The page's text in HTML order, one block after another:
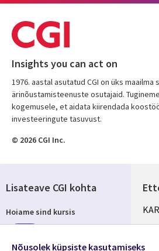
Insights you can act on
1976. aastal asutatud CGI on üks maailma
ärinõustamisteenuste osutajaid.
kogemusele, et aidata kiirendada
investeeringute tasuvust.
© 2026 CGI Inc.
Lisateave CGI kohta
Hoiame sind kursis
Nõusolek küpsiste kasutamiseks